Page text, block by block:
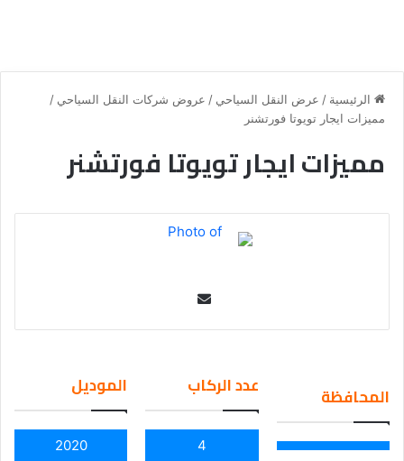
الرئيسية / عرض النقل السياحي / عروض شركات النقل السياحي /
مميزات ايجار تويوتا فورتشنر
مميزات ايجار تويوتا فورتشنر
ail
المحافظة عدد الركاب
4
الموديل
2020